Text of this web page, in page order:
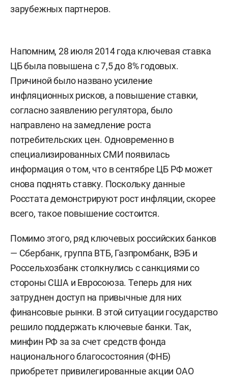
зарубежных партнеров.
Напомним, 28 июля 2014 года ключевая ставка
ЦБ была повышена с 7,5 до 8% годовых.
Причиной было названо усиление
инфляционных рисков, а повышение ставки,
согласно заявлению регулятора, было
направлено на замедление роста
потребительских цен. Одновременно в
специализированных СМИ появилась
информация о том, что в сентябре ЦБ РФ может
снова поднять ставку. Поскольку данные
Росстата демонстрируют рост инфляции, скорее
всего, такое повышение состоится.
Помимо этого, ряд ключевых российских банков
— Сбербанк, группа ВТБ, Газпромбанк, ВЭБ и
Россельхозбанк столкнулись с санкциями со
стороны США и Евросоюза. Теперь для них
затруднен доступ на привычные для них
финансовые рынки. В этой ситуации государство
решило поддержать ключевые банки. Так,
минфин РФ за за счет средств фонда
национального благосостояния (ФНБ)
приобретет привилегированные акции ОАО